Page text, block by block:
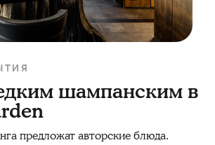
шампанским в
предложат авторские блюда.